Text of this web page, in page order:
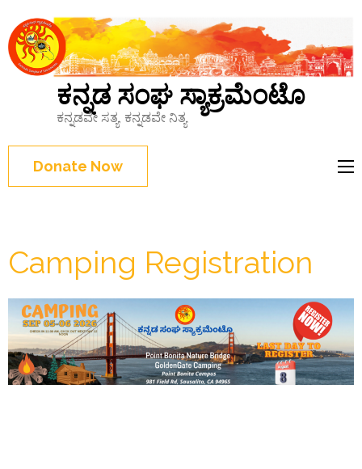
ಕನ್ನಡ ಸಂಘ ಸ್ಯಾಕ್ರಮೆಂಟೊ
ಕನ್ನಡವೇ ಸತ್ಯ, ಕನ್ನಡವೇ ನಿತ್ಯ
Donate Now
Camping Registration